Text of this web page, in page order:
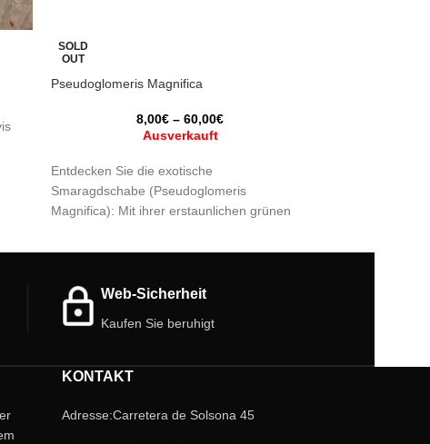
SOLD
OUT
Pseudoglomeris Magnifica
8,00€ –60,00€
Ausverkauft
Entdecken Sie die exotische
Smaragdschabe (Pseudoglomeris
Magnifica): Mit ihrer erstaunlichen grünen
dieses faszinierende Wesen eine fesselnde
pflegen und zu bewundern.
Beispiel für die
Web-Sicherheit
Kaufen Sie beruhigt
KONTAKT
Adresse:Carretera de Solsona 45